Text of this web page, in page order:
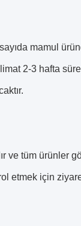
mamul
2-3 hafta
ve tüm ürünler
etmek için